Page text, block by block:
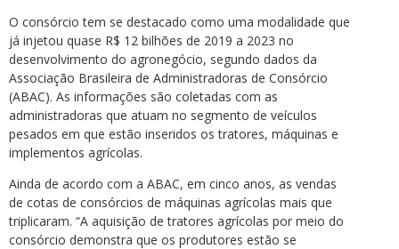
O consórcio tem se destacado como uma modalidade que
já injetou quase R$ 12 bilhões de 2019 a 2023 no
desenvolvimento do agronegócio, segundo dados da
Associação Brasileira de Administradoras de Consórcio
(ABAC). As informações são coletadas com as
administradoras que atuam no segmento de veículos
pesados em que estão inseridos os tratores, máquinas e
implementos agrícolas.
Ainda de acordo com a ABAC, em cinco anos, as vendas
de cotas de consórcios de máquinas agrícolas mais que
triplicaram. “A aquisição de tratores agrícolas por meio do
consórcio demonstra que os produtores estão se